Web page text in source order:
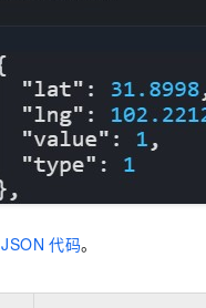
JSON 代码。